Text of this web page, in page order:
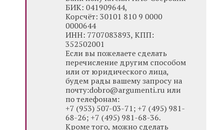
БИК: 041909644,
Корсчёт: 30101 810 9 0000
0000644
ИНН: 7707083893, КПП:
352502001
Если вы пожелаете сделать
перечисление другим способом
или от юридического лица,
будем рады вашему запросу на
почту:dobro@argumenti.ru или
по телефонам:
+7 (953) 507-03-71; +7 (495) 981-
68-26; +7 (495) 981-68-36.
Кроме того, можно сделать